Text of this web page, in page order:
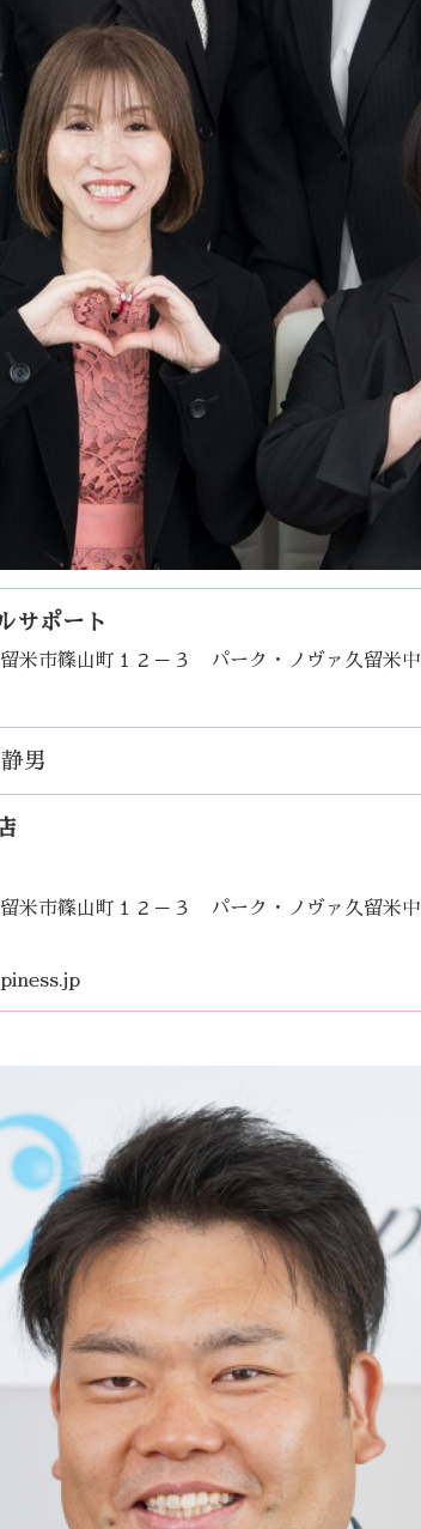
サポート
米市篠山町１２－３ パーク・ノヴァ久留米
男
米市篠山町１２－３ パーク・ノヴァ久留米